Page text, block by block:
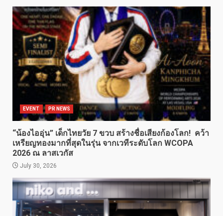
EVENT PR NEWS
“น้องไออุ่น” เด็กไทยวัย 7 ขวบ สร้างชื่อเสียงก้องโลก! คว้า
เหรียญทองมากที่สุดในรุ่น จากเวทีระดับโลก WCOPA
2026 ณ ลาสเวกัส
July 30, 2026